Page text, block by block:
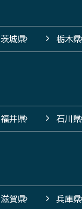
茨城県 栃木県
福井県 石川県
滋賀県 兵庫県